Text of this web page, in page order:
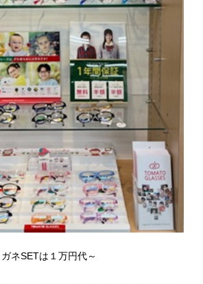
ネSETは１万円代～